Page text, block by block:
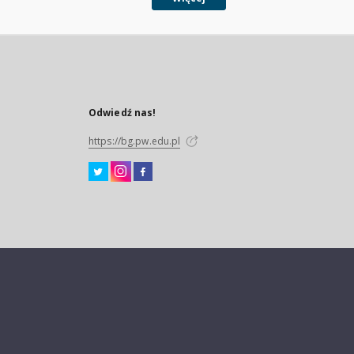
Odwiedź nas!
https://bg.pw.edu.pl